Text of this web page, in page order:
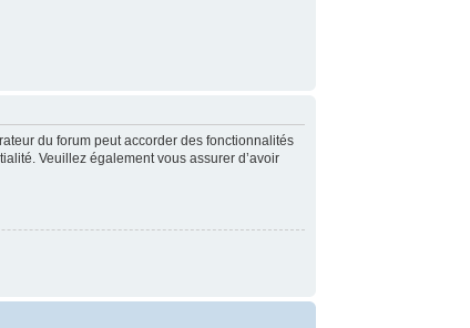
du forum peut accorder des fonctionnalités
Veuillez également vous assurer d’avoir